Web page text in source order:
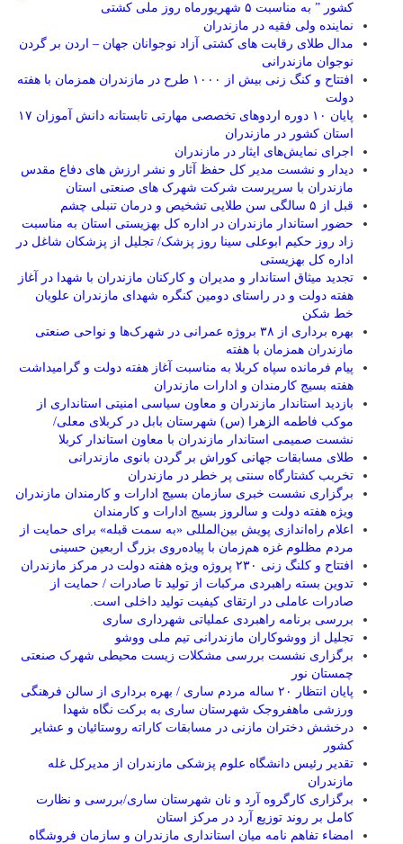
کشور ” به مناسبت ۵ شهریورماه روز ملی کشتی
نماينده ولی فقیه در مازندران
مدال طلای رقابت های کشتی آزاد نوجوانان جهان – اردن بر گردن
نوجوان مازندرانی
افتتاح و کنگ زنی بیش از ۱۰۰۰ طرح در مازندران همزمان با هفته
دولت
پایان ۱۰ دوره اردوهای تخصصی مهارتی تابستانه دانش آموزان ۱۷
استان کشور در مازندران
اجرای نمایش‌های ایثار در مازندران
دیدار و نشست مدیر کل حفظ آثار و نشر ارزش های دفاع مقدس
مازندران با سرپرست شرکت شهرک های صنعتی استان
قبل از ۵ سالگی سن طلایی تشخیص و درمان تنبلی چشم
حضور استاندار مازندران در اداره کل بهزیستی استان به مناسبت
زاد روز حکیم ابوعلی سینا روز پزشک/ تجلیل از پزشکان شاغل در
اداره کل بهزیستی
تجدید میثاق استاندار و مدیران و کارکنان مازندران با شهدا در آغاز
هفته دولت و در راستای دومین کنگره شهدای مازندران علویان
خط شکن
بهره برداری از ۳۸ بروژه عمرانی در شهرک‌ها و نواحی صنعتی
مازندران همزمان با هفته
پیام فرمانده سپاه کربلا به مناسبت آغاز هفته دولت و گرامیداشت
هفته بسیج کارمندان و ادارات مازندران
بازدید استاندار مازندران و معاون سیاسی امنیتی استانداری از
موکب فاطمه الزهرا (س) شهرستان بابل در کربلای معلی/
نشست صمیمی استاندار مازندران با معاون استاندار کربلا
طلای مسابقات جهانی کوراش بر گردن بانوی مازندرانی
تخربب کشتارگاه سنتی پر خطر در مازندران
برگزاری نشست خبری سازمان بسیج ادارات و کارمندان مازندران
ویژه هفته دولت و سالروز بسیج ادارات و کارمندان
اعلام راه‌اندازی پویش بین‌المللی «به سمت قبله» برای حمایت از
مردم مظلوم غزه هم‌زمان با پیاده‌روی بزرگ اربعین حسینی
افتتاح و کلنگ زنی ۲۳۰ پروژه ویژه هفته دولت در مرکز مازندران
تدوین بسته راهبردی مرکبات از تولید تا صادرات / حمایت از
صادرات عاملی در ارتقای کیفیت تولید داخلی است.
بررسی برنامه راهبردی عملیاتی شهرداری ساری
تجلیل از ووشوکاران مازندرانی تیم ملی ووشو
برگزاری نشست بررسی مشکلات زیست محیطی شهرک صنعتی
چمستان نور
پایان انتظار ۲۰ ساله مردم ساری / بهره برداری از سالن فرهنگی
ورزشی ماهفروجک شهرستان ساری به برکت نگاه شهدا
درخشش دختران مازنی در مسابقات کاراته روستائیان و عشایر
کشور
تقدیر رئیس دانشگاه علوم پزشکی مازندران از مدیرکل غله
مازندران
برگزاری کارگروه آرد و نان شهرستان ساری/بررسی و نظارت
کامل بر روند توزیع آرد در مرکز استان
امضاء تفاهم نامه میان استانداری مازندران و سازمان فروشگاه